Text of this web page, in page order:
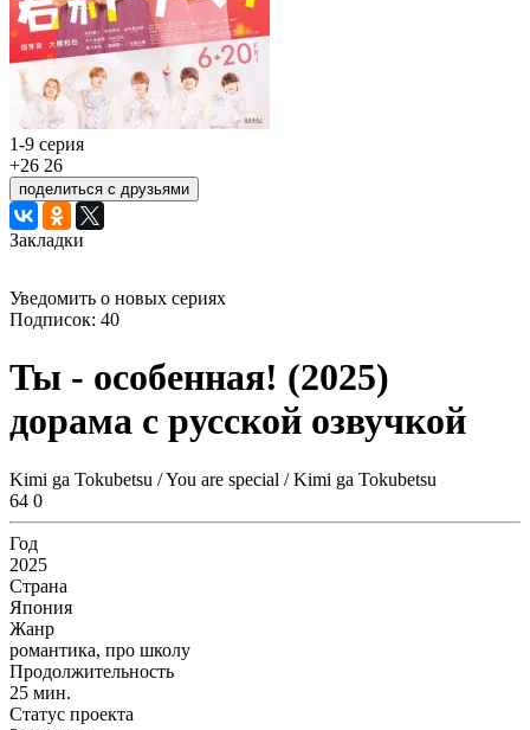
1-9 серия
+26 26
поделиться с друзьями
Закладки
Уведомить о новых сериях
Подписок: 40
Ты - особенная! (2025)
дорама с русской озвучкой
Kimi ga Tokubetsu / You are special / Kimi ga Tokubetsu
64 0
Год
2025
Страна
Япония
Жанр
романтика, про школу
Продолжительность
25 мин.
Статус проекта